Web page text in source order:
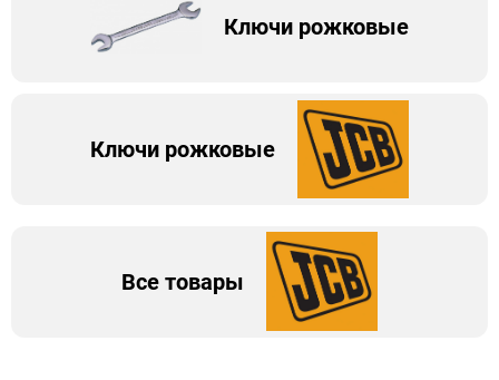
Ключи рожковые
Ключи рожковые
Все товары